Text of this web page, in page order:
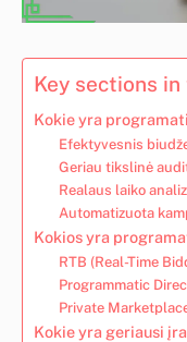
Key sections
Kokie yra
Efektyvesnis
Geriau tikslinė
Realaus laiko
Automatizuota
Kokios yra
RTB (Real-Time
Programmatic
Private
Kokie yra geriausi